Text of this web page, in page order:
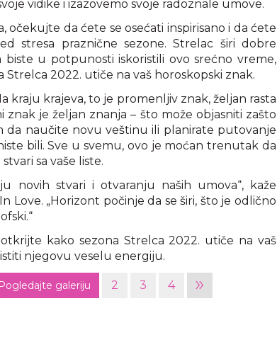
vidike i izazovemo svoje radoznale umove.
da ćete se osećati inspirisano i da ćete
stresa praznične sezone. Strelac širi dobre
u potpunosti iskoristili ovo srećno vreme,
2022. utiče na vaš horoskopski znak.
kraju krajeva, to je promenljiv znak, željan rasta
znak je željan znanja – što može objasniti zašto
da naučite novu veštinu ili planirate putovanje
bili. Sve u svemu, ovo je moćan trenutak da
sa vaše liste.
novih stvari i otvaranju naših umova“, kaže
Love. „Horizont počinje da se širi, što je odlično
kako sezona Strelca 2022. utiče na vaš
njegovu veselu energiju.
Pogledajte galeriju 2 3 4 »